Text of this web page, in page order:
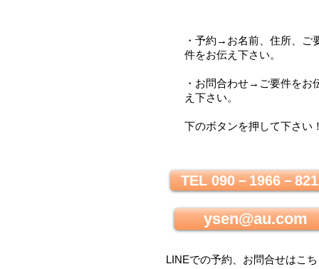
・予約→お名前、住所、ご
件をお伝え下さい。
・お問合わせ→ご要件をお
え下さい。
下のボタンを押して下さい
TEL 090－1966－
ysen@au.com
LINEでの予約、お問合せはこ